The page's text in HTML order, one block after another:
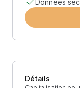
Données
Détails